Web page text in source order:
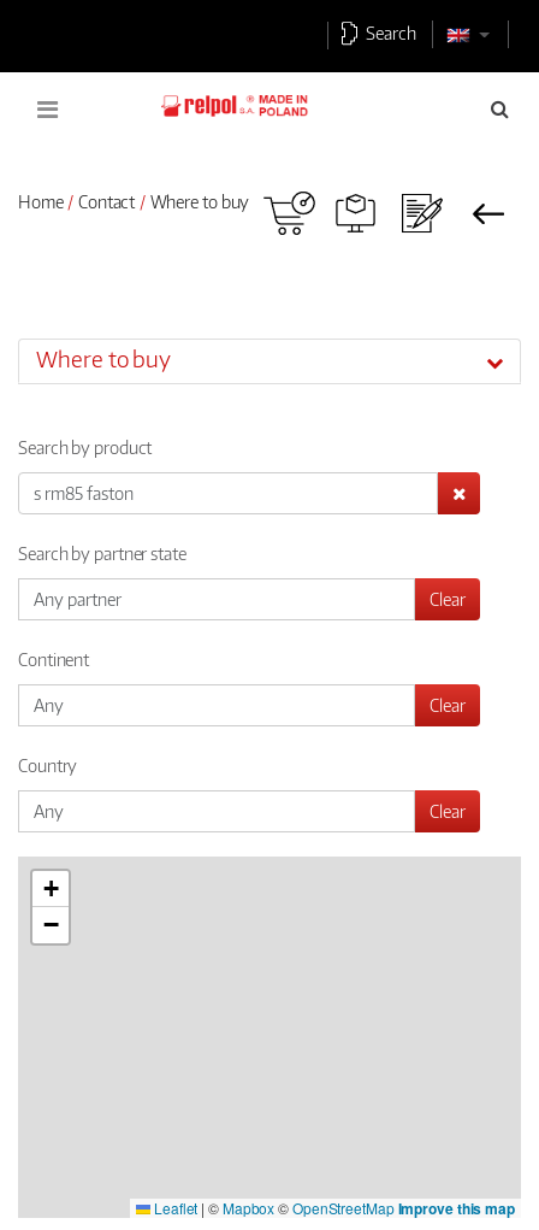
Search
Home Contact Where to buy
Where to buy
Search by product
Search by partner state
Clear
Continent
Clear
Country
Clear
+
−
Leaflet | ©Mapbox©OpenStreetMapImprove this map